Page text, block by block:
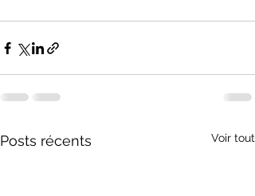
Posts récents Voir tout